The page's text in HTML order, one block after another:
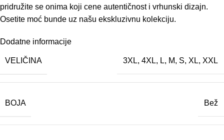
pridružite se onima koji cene autentičnost i vrhunski dizajn.
Osetite moć bunde uz našu ekskluzivnu kolekciju.
Dodatne informacije
VELIČINA 3XL, 4XL, L, M, S, XL, XXL
BOJA Bež